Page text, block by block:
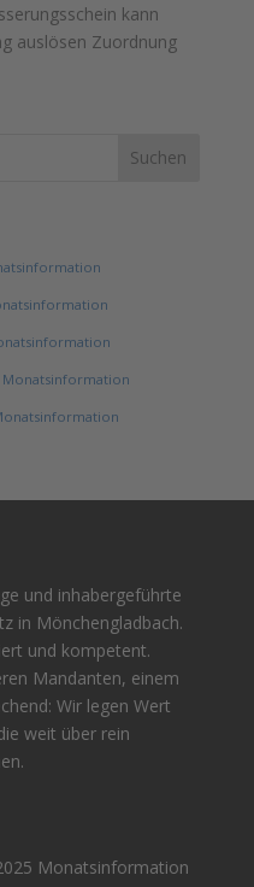
kann
auslösen Zuordnung
Monatsinformation
und inhabergeführte
in Mönchengladbach.
und kompetent.
Mandanten, einem
Wir legen Wert
weit über rein
Monatsinformation